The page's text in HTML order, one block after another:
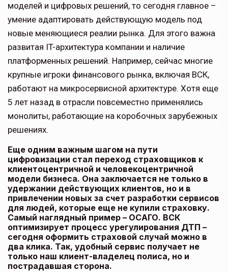
моделей и цифровых решений, то сегодня главное –
умение адаптировать действующую модель под
новые меняющиеся реалии рынка. Для этого важна
развитая IT-архитектура компании и наличие
платформенных решений. Например, сейчас многие
крупные игроки финансового рынка, включая ВСК,
работают на микросервисной архитектуре. Хотя еще
5 лет назад в отрасли повсеместно применялись
монолиты, работающие на коробочных зарубежных
решениях.
Еще одним важным шагом на пути
цифровизации стал переход страховщиков к
клиентоцентричной и человекоцентричной
модели бизнеса. Она заключается не только в
удержании действующих клиентов, но и в
привлечении новых за счет разработки сервисов
для людей, которые еще не купили страховку.
Самый наглядный пример – ОСАГО. ВСК
оптимизирует процесс урегулирования ДТП –
сегодня оформить страховой случай можно в
два клика. Так, удобный сервис получает не
только наш клиент-владелец полиса, но и
пострадавшая сторона.